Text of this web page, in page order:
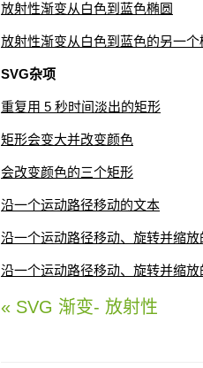
放射性渐变从白色到蓝色椭圆
放射性渐变从白色到蓝色的另一个
SVG杂项
重复用 5 秒时间淡出的矩形
矩形会变大并改变颜色
会改变颜色的三个矩形
沿一个运动路径移动的文本
沿一个运动路径移动、旋转并缩放
沿一个运动路径移动、旋转并缩
« SVG 渐变- 放射性